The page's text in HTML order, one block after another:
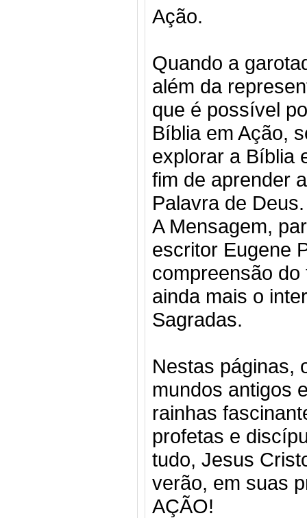
Ação.
Quando a
além da
que é possível
Bíblia em Ação,
explorar a Bíblia
fim de aprender
Palavra de
A Mensagem,
escritor Eugene
compreensão
ainda mais o
Sagradas.
Nestas páginas,
mundos antigos
rainhas
profetas e
tudo, Jesus
verão, em suas
AÇÃO!